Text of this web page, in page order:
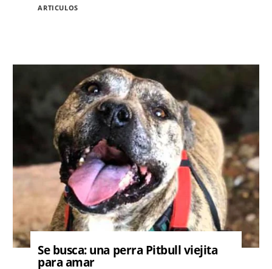
ARTICULOS
Se busca: una perra Pitbull viejita
para amar